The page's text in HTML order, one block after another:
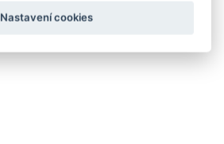
Nastavení cookies